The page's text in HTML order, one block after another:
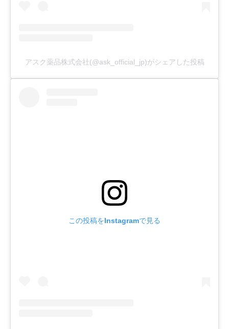
アスク薬品株式会社(@ask_official_jp)がシェアした投稿
この投稿をInstagramで見る